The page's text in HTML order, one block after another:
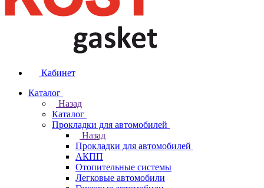
Кабинет
Каталог
Назад
Каталог
Прокладки для автомобилей
Назад
Прокладки для автомобилей
АКПП
Отопительные системы
Легковые автомобили